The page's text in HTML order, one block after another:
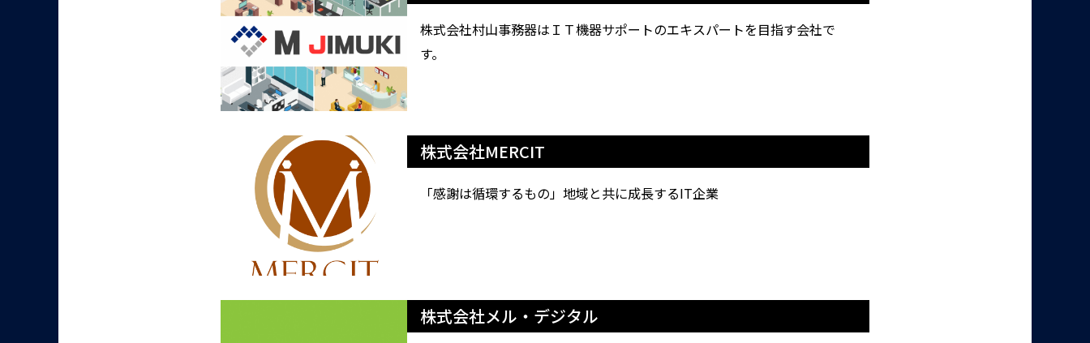
株式会社村山事務器はＩＴ機器サポートのエキスパートを目指す会社で
す。
株式会社MERCIT
「感謝は循環するもの」地域と共に成長するIT企業
株式会社メル・デジタル